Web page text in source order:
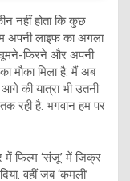
नहीं होता कि कुछ
अपनी लाइफ का अगला
घूमने-फिरने और अपनी
मौका मिला है. मैं अब
की यात्रा भी उतनी
रही है. भगवान हम पर
में फिल्म ‘संजू’ में जिक्र
वहीं जब ‘कमली’